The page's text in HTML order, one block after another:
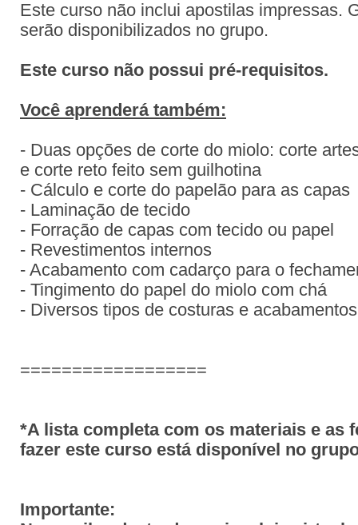
Este curso não inclui apostilas impressas.
serão disponibilizados no grupo.
Este curso não possui pré-requisitos.
Você aprenderá também:
- Duas opções de corte do miolo: corte
e corte reto feito sem guilhotina
- Cálculo e corte do papelão para as capas
- Laminação de tecido
- Forração de capas com tecido ou papel
- Revestimentos internos
- Acabamento com cadarço para o
- Tingimento do papel do miolo com chá
- Diversos tipos de costuras e
==================
*A lista completa com os materiais e as
fazer este curso está disponível no
Importante: